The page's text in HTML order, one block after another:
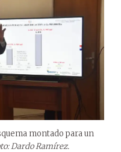
montado para un
Dardo Ramírez.